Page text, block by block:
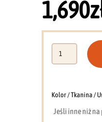
1,690
orzech
P200
Kolor / Tkanina /
Jeśli inne niż